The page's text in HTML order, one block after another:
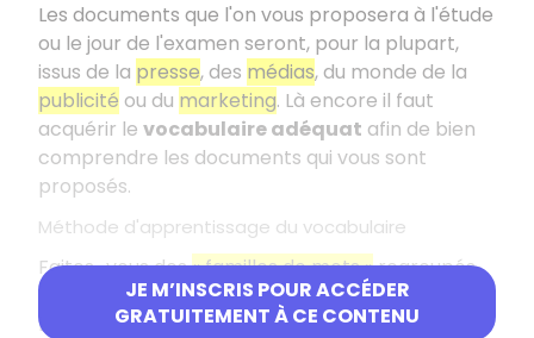
JE M’INSCRIS POUR ACCÉDER
GRATUITEMENT À CE CONTENU
Les documents que l'on vous proposera à l'étude
ou le jour de l'examen seront, pour la plupart,
issus de la presse, des médias, du monde de la
publicité ou du marketing. Là encore il faut
acquérir le vocabulaire adéquat afin de bien
comprendre les documents qui vous sont
proposés.
Méthode d'apprentissage du vocabulaire
Faites–vous des« familles de mots »regroupés
par thèmes.
Exemple